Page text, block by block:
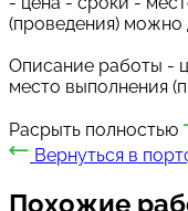
(проведения)
Описание работы -
место выполнения
Расрыть полностью
Вернуться в
Похожие